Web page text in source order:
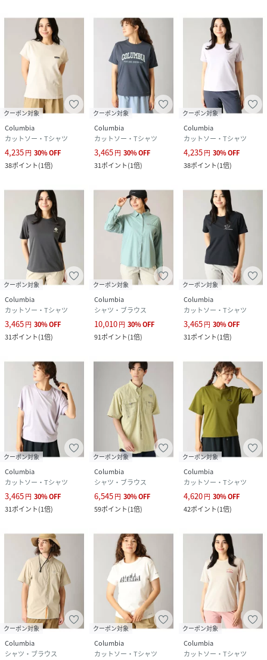
クーポン対象
Columbia
カットソー・Tシャツ
4,235円 30%OFF
38ポイント(1倍)
クーポン対象
Columbia
カットソー・Tシャツ
3,465円 30%OFF
31ポイント(1倍)
クーポン対象
Columbia
カットソー・Tシャツ
4,235円 30%OFF
38ポイント(1倍)
クーポン対象
Columbia
カットソー・Tシャツ
3,465円 30%OFF
31ポイント(1倍)
クーポン対象
Columbia
シャツ・ブラウス
10,010円 30%OFF
91ポイント(1倍)
クーポン対象
Columbia
カットソー・Tシャツ
3,465円 30%OFF
31ポイント(1倍)
クーポン対象
Columbia
カットソー・Tシャツ
3,465円 30%OFF
31ポイント(1倍)
クーポン対象
Columbia
シャツ・ブラウス
6,545円 30%OFF
59ポイント(1倍)
クーポン対象
Columbia
カットソー・Tシャツ
4,620円 30%OFF
42ポイント(1倍)
クーポン対象
Columbia
シャツ・ブラウス
クーポン対象
Columbia
カットソー・Tシャツ
クーポン対象
Columbia
カットソー・Tシャツ